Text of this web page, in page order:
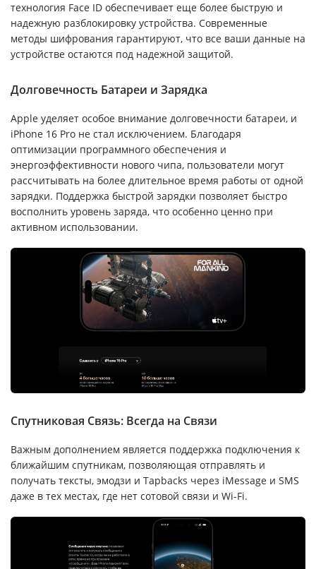
технология Face ID обеспечивает еще более быструю и
надежную разблокировку устройства. Современные
методы шифрования гарантируют, что все ваши данные на
устройстве остаются под надежной защитой.
Долговечность Батареи и Зарядка
Apple уделяет особое внимание долговечности батареи, и
iPhone 16 Pro не стал исключением. Благодаря
оптимизации программного обеспечения и
энергоэффективности нового чипа, пользователи могут
рассчитывать на более длительное время работы от одной
зарядки. Поддержка быстрой зарядки позволяет быстро
восполнить уровень заряда, что особенно ценно при
активном использовании.
Спутниковая Связь: Всегда на Связи
Важным дополнением является поддержка подключения к
ближайшим спутникам, позволяющая отправлять и
получать тексты, эмодзи и Tapbacks через iMessage и SMS
даже в тех местах, где нет сотовой связи и Wi-Fi.